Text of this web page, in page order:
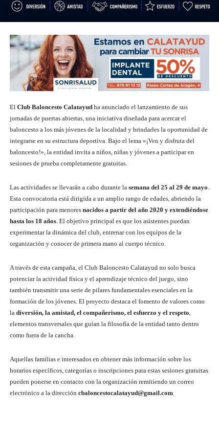
El Club Baloncesto Calatayud ha anunciado el lanzamiento de sus
jornadas de puertas abiertas, una iniciativa diseñada para acercar el
baloncesto a los más jóvenes de la localidad y brindarles la oportunidad de
integrarse en su estructura deportiva. Bajo el lema «¡Ven y disfruta del
baloncesto!», la entidad invita a niños, niñas y jóvenes a participar en
sesiones de prueba completamente gratuitas.
Las actividades se llevarán a cabo durante la semana del 25 al 29 de mayo.
Esta convocatoria está dirigida a un amplio rango de edades, abriendo la
participación para menores nacidos a partir del año 2020 y extendiéndose
hasta los 18 años. El objetivo principal es que los asistentes puedan
experimentar la dinámica del club, entrenar con los equipos de la
organización y conocer de primera mano al cuerpo técnico.
A través de esta campaña, el Club Baloncesto Calatayud no solo busca
potenciar la actividad física y el aprendizaje técnico del juego, sino
también transmitir una serie de pilares fundamentales esenciales en la
formación de los jóvenes. El proyecto destaca el fomento de valores como
la diversión, la amistad, el compañerismo, el esfuerzo y el respeto,
elementos transversales que guían la filosofía de la entidad tanto dentro
como fuera de la cancha.
Aquellas familias e interesados en obtener más información sobre los
horarios específicos, categorías o inscripciones para estas sesiones gratuitas
pueden ponerse en contacto con la organización remitiendo un correo
electrónico a la dirección cbaloncestocalatayud@gmail.com.